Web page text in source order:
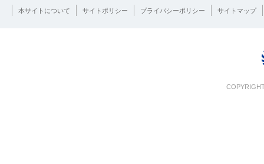
本サイトについて サイトポリシー プライバシーポリシー サイトマップ